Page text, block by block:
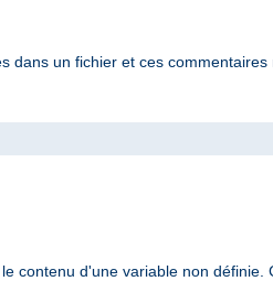
un fichier et ces commentaires
contenu d'une variable non définie.